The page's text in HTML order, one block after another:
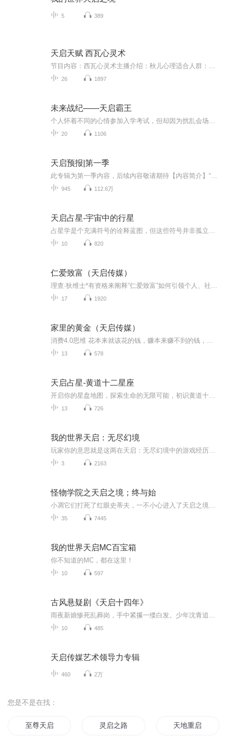
5 389
天启天赋 西瓦心灵术
26 1897
未来战纪——天启霸王
20 1106
天启预报|第一季
945 112.6万
天启占星-宇宙中的行星
10 820
仁爱致富（天启传媒）
17 1920
家里的黄金（天启传媒）
13 578
天启占星-黄道十二星座
13 726
我的世界天启：无尽幻境
3 2163
怪物学院之天启之境；终与始
35 7445
我的世界天启MC百宝箱
你不知道的MC，都在这里！
10 597
古风悬疑剧《天启十四年》
10 485
天启传媒艺术领导力专辑
460 2万
您是不是在找：
至尊天启 灵启之路 天地重启